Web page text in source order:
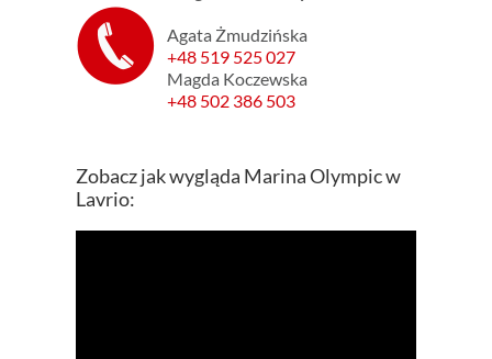
Agata Żmudzińska
+48 519 525 027
Magda Koczewska
+48 502 386 503
Zobacz jak wygląda Marina Olympic w
Lavrio: